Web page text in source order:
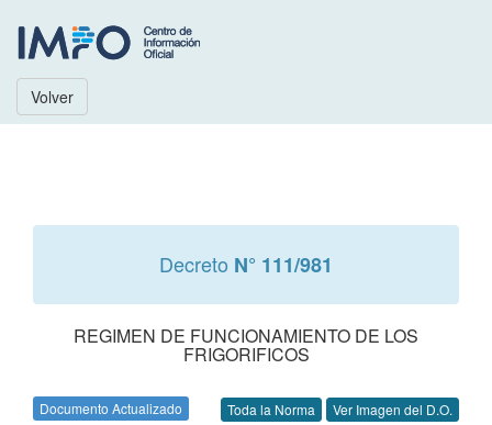
Volver
Decreto N° 111/981
REGIMEN DE FUNCIONAMIENTO DE LOS
FRIGORIFICOS
Documento Actualizado Toda la Norma Ver Imagen del D.O.